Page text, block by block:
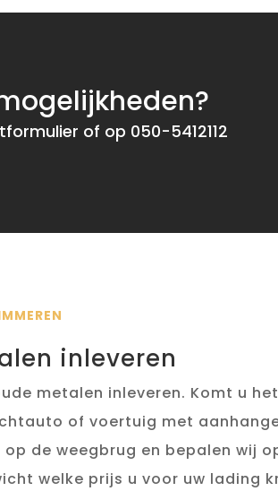
of op 050-5412112
inleveren
metalen inleveren. Komt u
of voertuig met
de weegbrug en bepalen wij
welke prijs u voor uw lading